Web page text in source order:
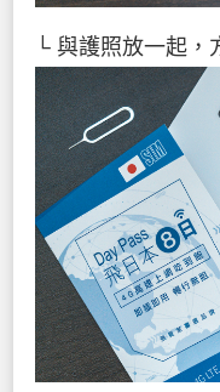
└ 與護照放一起，